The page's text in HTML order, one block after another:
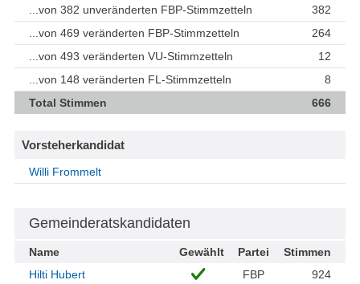
...von 382 unveränderten FBP-Stimmzetteln
382
...von 469 veränderten FBP-Stimmzetteln
264
...von 493 veränderten VU-Stimmzetteln
12
...von 148 veränderten FL-Stimmzetteln
8
Total Stimmen
666
Vorsteherkandidat
Willi Frommelt
Gemeinderatskandidaten
Name Gewählt Partei
Stimmen
Hilti Hubert
FBP 924